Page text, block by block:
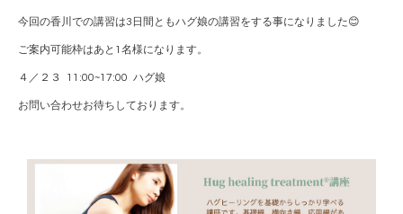
今回の香川での講習は3日間ともハグ娘の講習をする事になりました😊
ご案内可能枠はあと1名様になります。
４／２３ 11:00~17:00 ハグ娘
お問い合わせお待ちしております。